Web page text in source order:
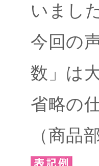
いまし
今回の
数」は
省略の
（商品